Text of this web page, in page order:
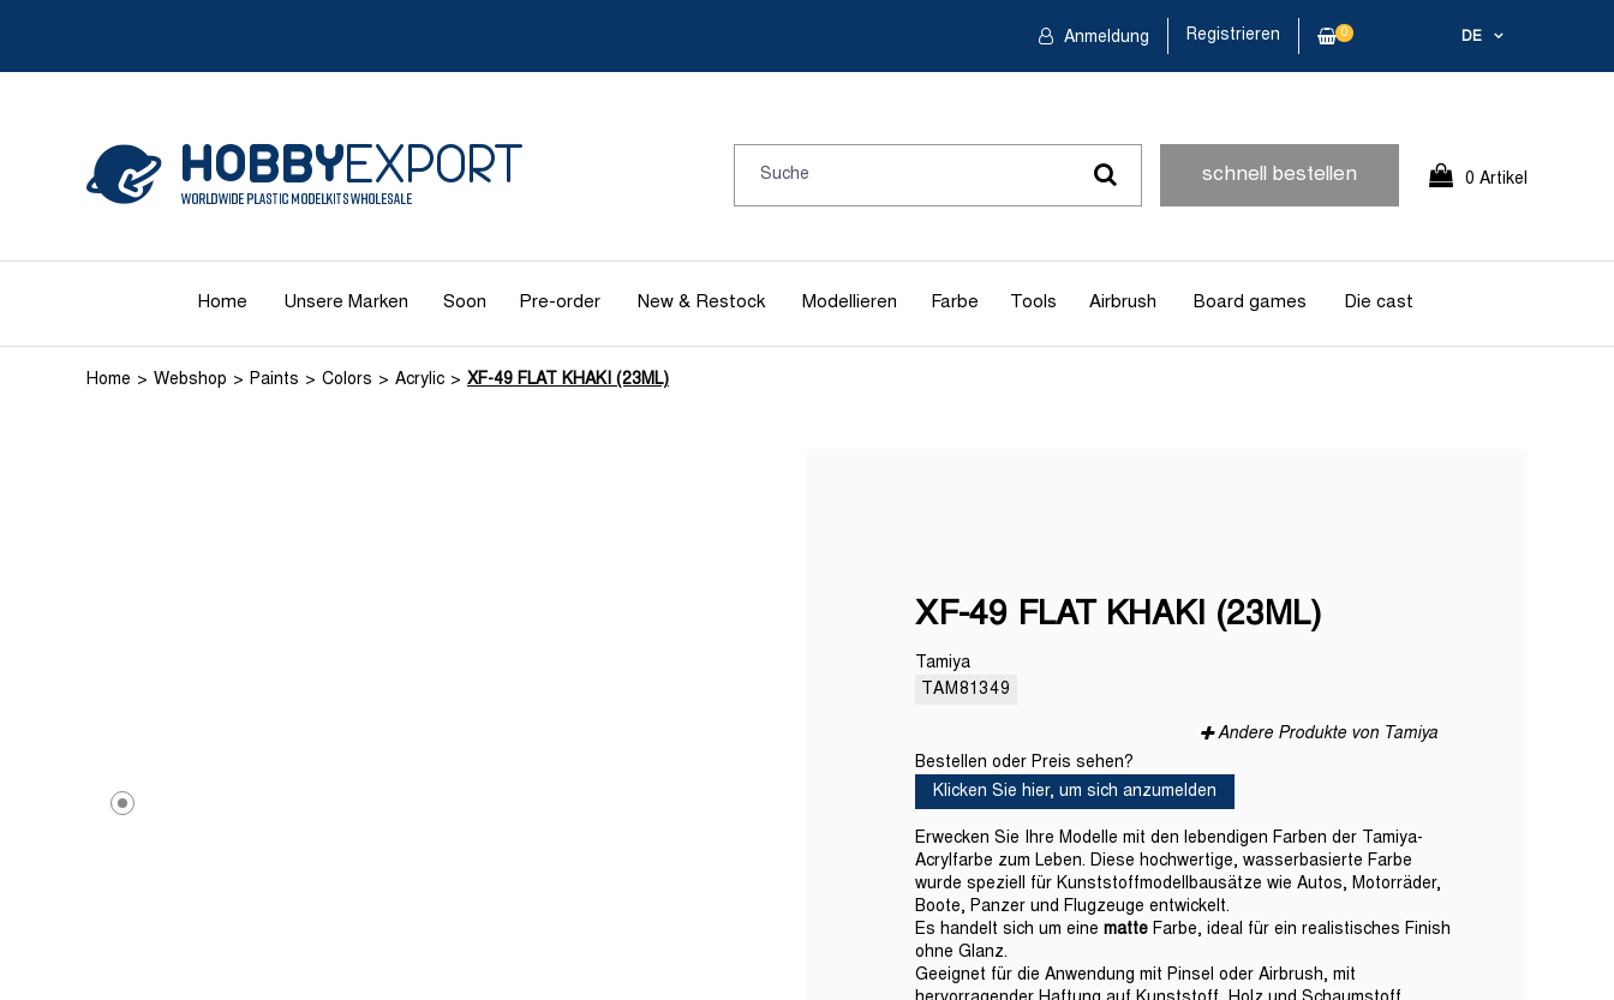
DE
Anmeldung Registrieren 0
schnell bestellen 0 Artikel
Home Unsere Marken Soon Pre-order New & Restock Modellieren Farbe Tools Airbrush Board games Die cast
Home Webshop Paints Colors Acrylic XF-49 FLAT KHAKI (23ML)
XF-49 FLAT KHAKI (23ML)
Tamiya
TAM81349
Andere Produkte von Tamiya
Bestellen oder Preis sehen?
Klicken Sie hier, um sich anzumelden
Erwecken Sie Ihre Modelle mit den lebendigen Farben der Tamiya-
Acrylfarbe zum Leben. Diese hochwertige, wasserbasierte Farbe
wurde speziell für Kunststoffmodellbausätze wie Autos, Motorräder,
Boote, Panzer und Flugzeuge entwickelt.
Es handelt sich um eine matte Farbe, ideal für ein realistisches Finish
ohne Glanz.
Geeignet für die Anwendung mit Pinsel oder Airbrush, mit